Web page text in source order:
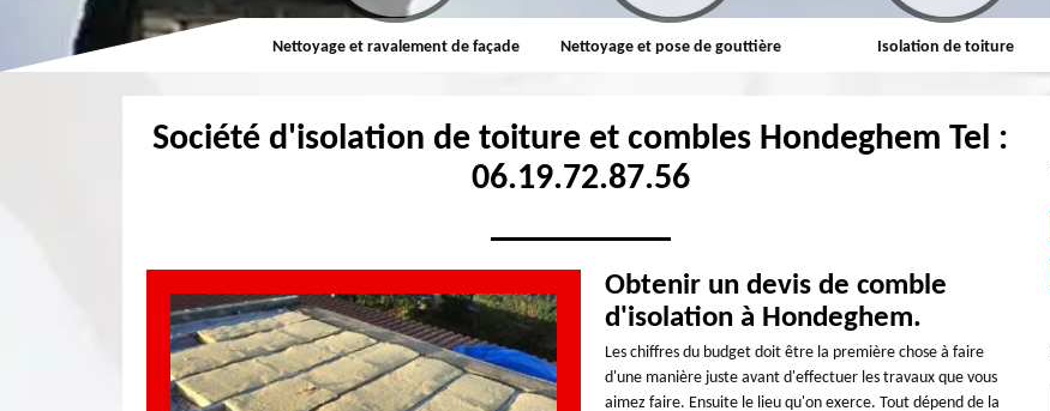
Couvreur Nettoyage et ravalement de façade Nettoyage et pose de gouttière Isolation de toiture
Société d'isolation de toiture et combles Hondeghem Tel :
06.19.72.87.56
Obtenir un devis de comble
d'isolation à Hondeghem.
Les chiffres du budget doit être la première chose à faire
d'une manière juste avant d'effectuer les travaux que vous
aimez faire. Ensuite le lieu qu'on exerce. Tout dépend de la